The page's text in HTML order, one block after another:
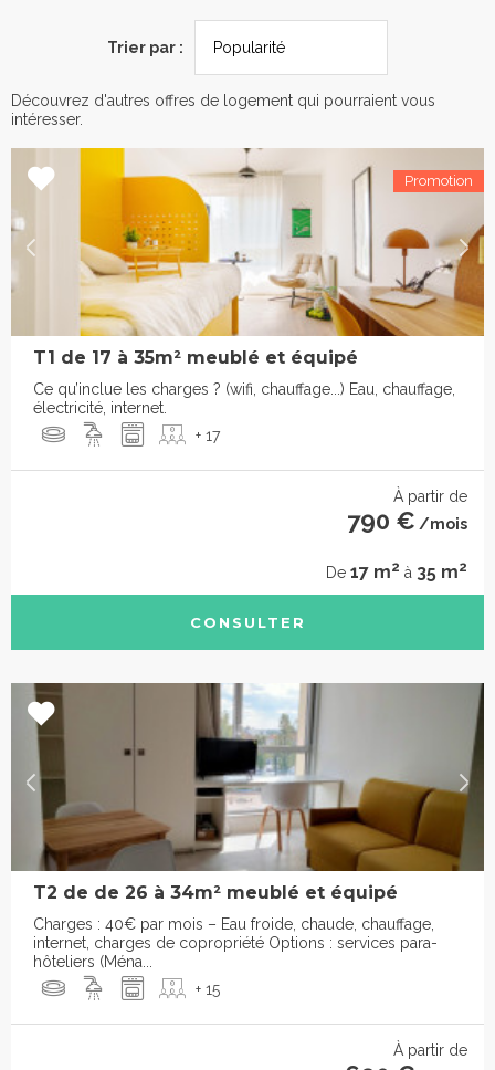
Trier par :
Découvrez d'autres offres de logement qui pourraient vous
intéresser.
T1 de 17 à 35m² meublé et équipé
Ce qu’inclue les charges ? (wifi, chauffage...) Eau, chauffage,
électricité, internet.
+ 17
À partir de
790 € /mois
De 17 m2 à 35 m2
CONSULTER
T2 de de 26 à 34m² meublé et équipé
Charges : 40€ par mois – Eau froide, chaude, chauffage,
internet, charges de copropriété Options : services para-
hôteliers (Ména...
+ 15
À partir de